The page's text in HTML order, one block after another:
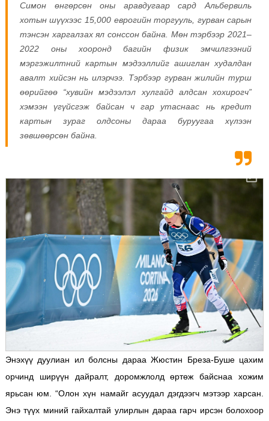
Симон өнгөрсөн оны аравдугаар сард Альбервиль
хотын шүүхээс 15,000 еврогийн торгууль, гурван сарын
тэнсэн харгалзах ял сонссон байна. Мөн тэрбээр 2021–
2022 оны хооронд багийн физик эмчилгээний
мэргэжилтний картын мэдээллийг ашиглан худалдан
авалт хийсэн нь илэрчээ. Тэрбээр гурван жилийн турш
өөрийгөө “хувийн мэдээлэл хулгайд алдсан хохирогч”
хэмээн үгүйсгэж байсан ч гар утаснаас нь кредит
картын зураг олдсоны дараа буруугаа хүлээн
зөвшөөрсөн байна.
Энэхүү дуулиан ил болсны дараа Жюстин Бреза-Буше цахим
орчинд ширүүн дайралт, доромжлолд өртөж байснаа хожим
ярьсан юм. “Олон хүн намайг асуудал дэгдээгч мэтээр харсан.
Энэ түүх миний гайхалтай улирлын дараа гарч ирсэн болохоор